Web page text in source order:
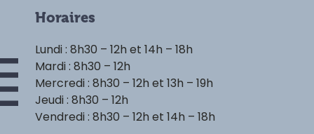
Horaires
Lundi : 8h30 – 12h et 14h – 18h
Mardi : 8h30 – 12h
Mercredi : 8h30 – 12h et 13h – 19h
Jeudi : 8h30 – 12h
Vendredi : 8h30 – 12h et 14h – 18h